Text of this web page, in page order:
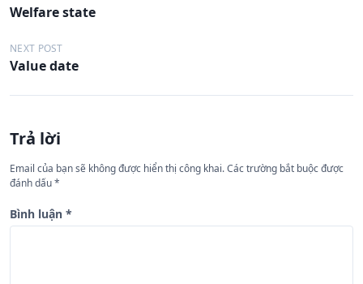
i
ề
u
h
ớ
n
g
b
Welfare state
NEXT POST
Value date
Trả lời
Email của bạn sẽ không được hiển thị công khai.Các trường bắt buộc được
đánh dấu*
Bình luận *